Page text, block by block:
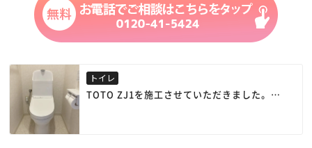
トイレ
TOTO ZJ1を施工させていただきました。